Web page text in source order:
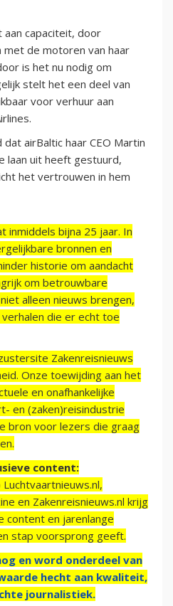
capaciteit, door
met de motoren van haar
is het nu nodig om
stelt het een deel van
voor verhuur aan
airBaltic haar CEO Martin
laan uit heeft gestuurd,
het vertrouwen in hem
inmiddels bijna 25 jaar. In
bronnen en
historie om aandacht
om betrouwbare
alleen nieuws brengen,
die er echt toe
Zakenreisnieuws
Onze toewijding aan het
en onafhankelijke
en (zaken)reisindustrie
bron voor lezers die graag
content:
en Zakenreisnieuws.nl krijg
content en jarenlange
stap voorsprong geeft.
en word onderdeel van
hecht aan kwaliteit,
journalistiek.